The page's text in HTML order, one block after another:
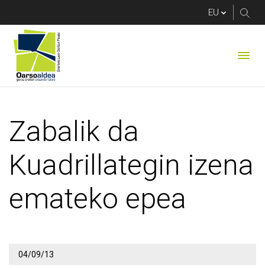
Zabalik da
Kuadrillategin izena
emateko epea
04/09/13